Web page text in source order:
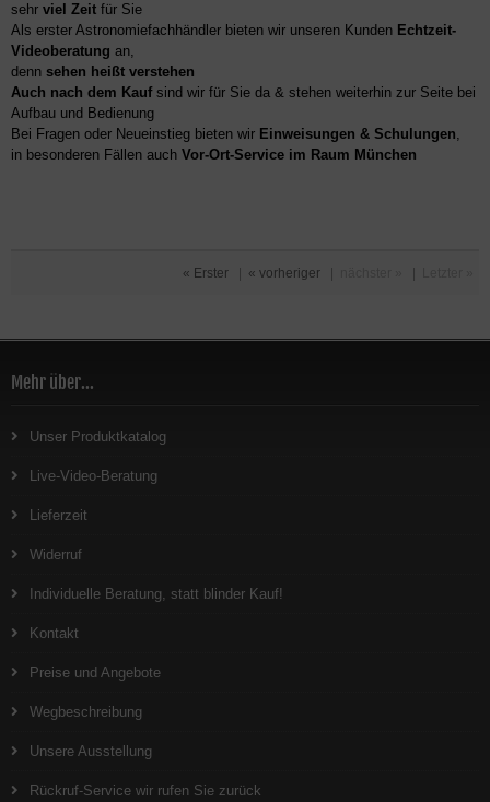
sehr viel Zeit für Sie
Als erster Astronomiefachhändler bieten wir unseren Kunden Echtzeit-
Videoberatung an,
denn sehen heißt verstehen
Auch nach dem Kaufsind wir für Sie da & stehen weiterhin zur Seite bei
Aufbau und Bedienung
Bei Fragen oder Neueinstieg bieten wir Einweisungen & Schulungen,
in besonderen Fällen auch Vor-Ort-Service im Raum München
« Erster « vorheriger
Mehr über...
Unser Produktkatalog
Live-Video-Beratung
Lieferzeit
Widerruf
Individuelle Beratung, statt blinder Kauf!
Kontakt
Preise und Angebote
Wegbeschreibung
Unsere Ausstellung
Rückruf-Service wir rufen Sie zurück